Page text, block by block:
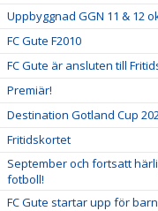
Uppbyggnad GGN 11 & 12
FC Gute F2010
FC Gute är ansluten till
Premiär!
Destination Gotland Cup
Fritidskortet
September och fortsatt
fotboll!
FC Gute startar upp för